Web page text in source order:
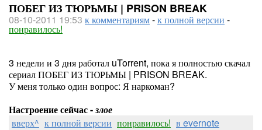
ПОБЕГ ИЗ ТЮРЬМЫ | PRISON BREAK
08-10-2011 19:53 к комментариям-к полной версии -
понравилось!
3 недели и 3 дня работал uTorrent, пока я полностью скачал
сериал ПОБЕГ ИЗ ТЮРЬМЫ | PRISON BREAK.
У меня только один вопрос: Я наркоман?
Настроение сейчас -злое
вверх^ к полной версии понравилось! в evernote